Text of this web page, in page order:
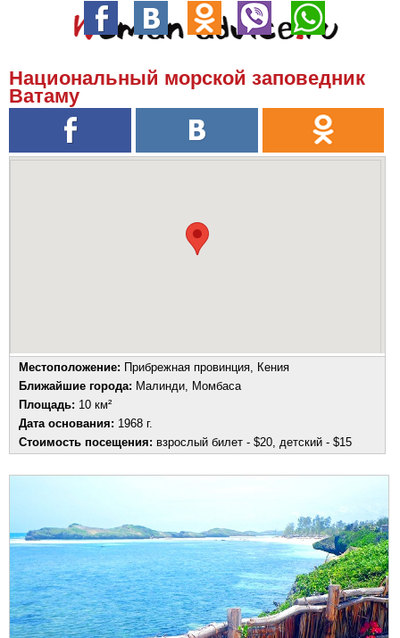
Национальный морской заповедник
Ватаму
Местоположение: Прибрежная провинция, Кения
Ближайшие города: Малинди, Момбаса
Площадь: 10 км²
Дата основания: 1968 г.
Стоимость посещения: взрослый билет - $20, детский - $15